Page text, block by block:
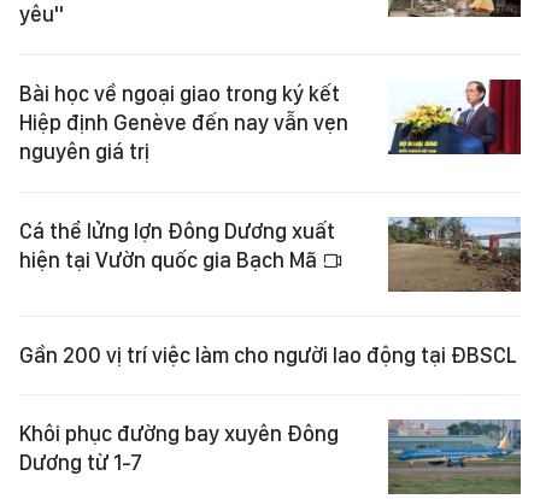
yêu"
Bài học về ngoại giao trong ký kết
Hiệp định Genève đến nay vẫn vẹn
nguyên giá trị
Cá thể lửng lợn Đông Dương xuất
hiện tại Vườn quốc gia Bạch Mã
Gần 200 vị trí việc làm cho người lao động tại ĐBSCL
Khôi phục đường bay xuyên Đông
Dương từ 1-7